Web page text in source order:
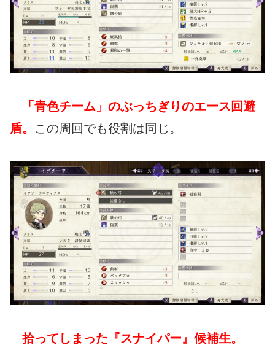
「青色チーム」のぶっちぎりのエース回避
盾。 この周回でも役割は同じ。
拾ってしまった『スナイパー』候補生。